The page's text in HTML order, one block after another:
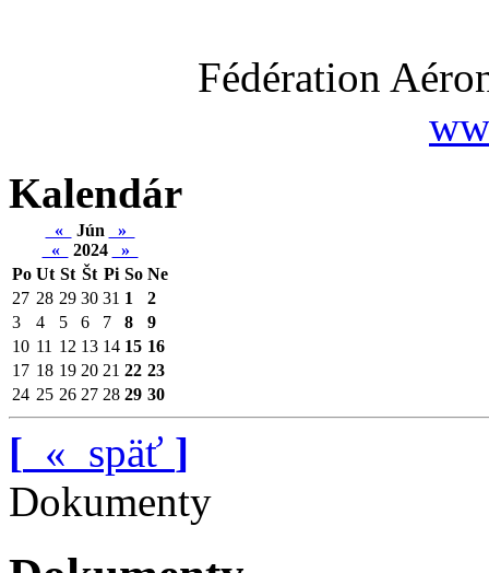
Fédération
Kalendár
« Jún
»
«
2024
»
Po Ut St Št Pi So Ne
27 28 29 30 31 1
2
3
4 5 6 7 8
9
10 11 12 13 14 15 16
17 18 19 20 21 22 23
24 25 26 27 28 29 30
[ « späť ]
Dokumenty